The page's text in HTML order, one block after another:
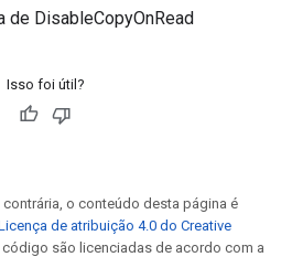
de DisableCopyOnRead
Isso foi útil?
o conteúdo desta página é
de atribuição 4.0 do Creative
código são licenciadas de acordo com a